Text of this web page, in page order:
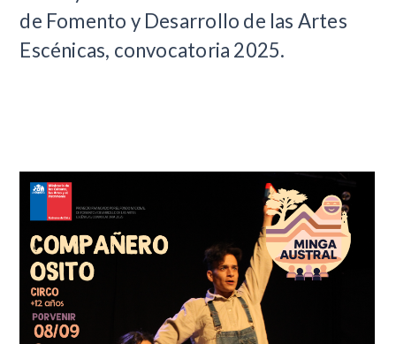
de Fomento y Desarrollo de las Artes
Escénicas, convocatoria 2025.